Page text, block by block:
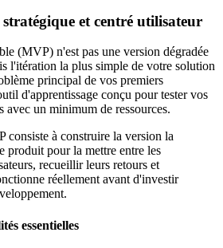
et centré utilisateur
(MVP) n'est pas une version dégradée
l'itération la plus simple de votre solution
principal de vos premiers
d'apprentissage conçu pour tester vos
avec un minimum de ressources.
consiste à construire la version la
produit pour la mettre entre les
recueillir leurs retours et
réellement avant d'investir
essentielles